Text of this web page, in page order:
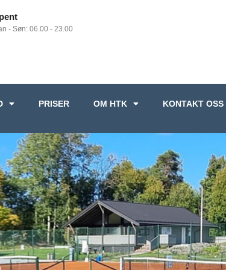
- Søn: 06.00 - 23.00
PRISER OM HTK KONTAKT OSS